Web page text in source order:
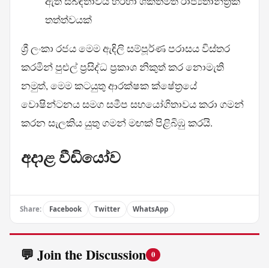
තත්ත්වයක්
ශ්‍රී ලංකා රජය මෙම ඇඳිලි සම්පූර්ණ පරාසය විස්තර
කරමින් පුළුල් ප්‍රසිද්ධ ප්‍රකාශ නිකුත් කර නොමැති
නමුත්, මෙම කටයුතු ආරක්ෂක ක්ෂේත්‍රයේ
වොෂින්ටනය සමග සමීප සහයෝගිතාවය කරා ගමන්
කරන සැලකිය යුතු ගමන් මඟක් පිළිබිඹු කරයි.
අදාළ වීඩියෝව
Share: Facebook Twitter WhatsApp
💬 Join the Discussion 0